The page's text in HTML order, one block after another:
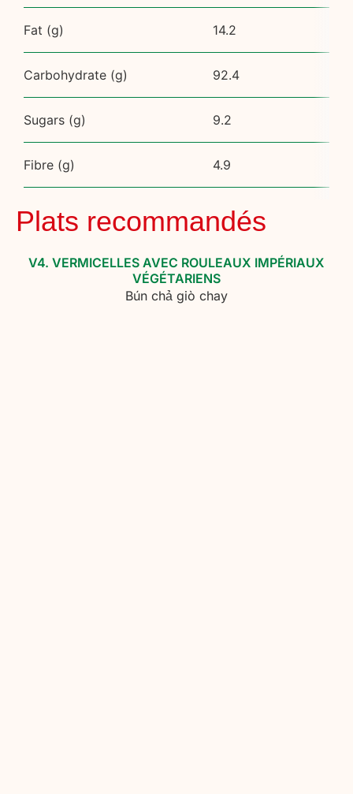
Fat (g) 14.2
Carbohydrate (g) 92.4
Sugars (g) 9.2
Fibre (g) 4.9
Plats recommandés
V4. VERMICELLES AVEC ROULEAUX IMPÉRIAUX
VÉGÉTARIENS
Bún chả giò chay